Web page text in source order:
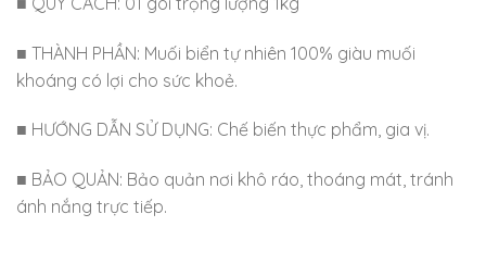
■ THÀNH PHẦN: Muối biển tự nhiên 100% giàu muối
khoáng có lợi cho sức khoẻ.
■ HƯỚNG DẪN SỬ DỤNG: Chế biến thực phẩm, gia vị.
■ BẢO QUẢN: Bảo quản nơi khô ráo, thoáng mát, tránh
ánh nắng trực tiếp.